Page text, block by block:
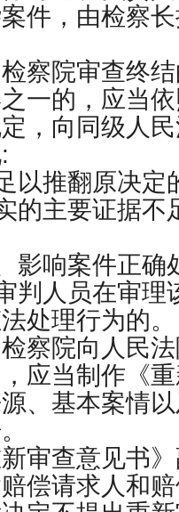
件，由检察
察院审查终结
一的，应当
，向同级人
以推翻原决定
的主要证据不
影响案件正确
判人员在审理
处理行为的。
察院向人民法
应当制作《
、基本案情
审查意见书》
偿请求人和